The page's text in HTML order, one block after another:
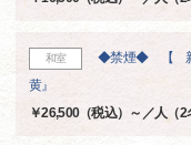
和室
◆禁煙◆ 【 新
黄』
￥26,500（税込）～／人（2